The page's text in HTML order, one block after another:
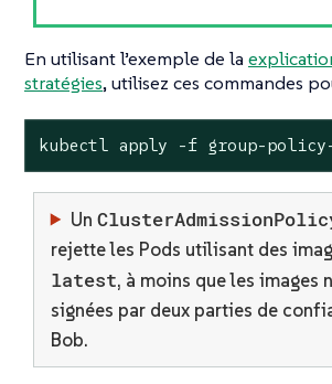
En utilisant l’exemple de la
stratégies, utilisez ces commandes
kubectl apply -f group-policy-
Un
rejette les Pods utilisant des
latest, à moins que les images
signées par deux parties de
Bob.